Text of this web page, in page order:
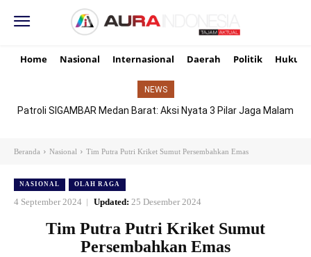
Home Nasional Internasional Daerah Politik Hukum
NEWS
Patroli SIGAMBAR Medan Barat: Aksi Nyata 3 Pilar Jaga Malam
Beranda Nasional Tim Putra Putri Kriket Sumut Persembahkan Emas
NASIONAL OLAH RAGA
4 September 2024 Updated: 25 Desember 2024
Tim Putra Putri Kriket Sumut
Persembahkan Emas